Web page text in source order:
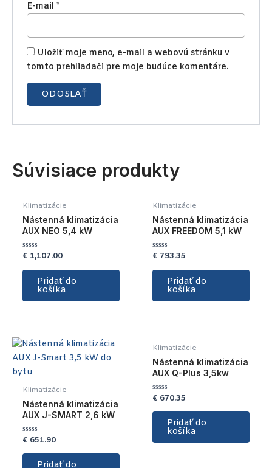
E-mail*
Uložiť moje meno, e-mail a webovú stránku v
tomto prehliadači pre moje budúce komentáre.
Súvisiace produkty
Klimatizácie
Nástenná klimatizácia
AUX NEO 5,4 kW
Hodnotenie
z
€1,107.00
Pridať do
košíka
Klimatizácie
Nástenná klimatizácia
AUX FREEDOM 5,1 kW
Hodnotenie
z
€793.35
Pridať do
košíka
Klimatizácie
Nástenná klimatizácia
AUX J-SMART 2,6 kW
Hodnotenie
z
€651.90
Pridať do
Klimatizácie
Nástenná klimatizácia
AUX Q-Plus 3,5kw
Hodnotenie
z
€670.35
Pridať do
košíka